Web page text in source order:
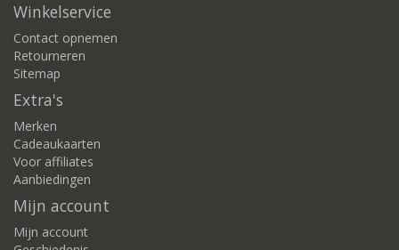
Winkelservice
Contact opnemen
Retourneren
Sitemap
Extra's
Merken
Cadeaukaarten
Voor affiliates
Aanbiedingen
Mijn account
Mijn account